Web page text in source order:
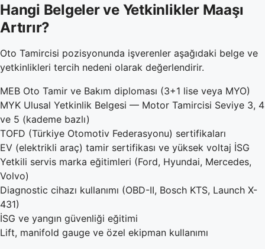
Hangi Belgeler ve Yetkinlikler Maaşı
Artırır?
Oto Tamircisi pozisyonunda işverenler aşağıdaki belge ve
yetkinlikleri tercih nedeni olarak değerlendirir.
MEB Oto Tamir ve Bakım diploması (3+1 lise veya MYO)
MYK Ulusal Yetkinlik Belgesi — Motor Tamircisi Seviye 3, 4
ve 5 (kademe bazlı)
TOFD (Türkiye Otomotiv Federasyonu) sertifikaları
EV (elektrikli araç) tamir sertifikası ve yüksek voltaj İSG
Yetkili servis marka eğitimleri (Ford, Hyundai, Mercedes,
Volvo)
Diagnostic cihazı kullanımı (OBD-II, Bosch KTS, Launch X-
431)
İSG ve yangın güvenliği eğitimi
Lift, manifold gauge ve özel ekipman kullanımı